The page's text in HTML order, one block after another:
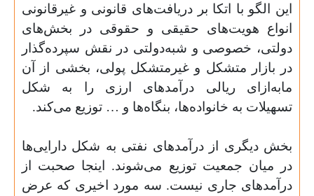
این الگو با اتکا بر دریافت‌های قانونی و غیرقانونی
انواع هویت‌های حقیقی و حقوقی در بخش‌های
دولتی، خصوصی و شبه‌دولتی در نقش سپرده‌گذار
در بازار متشکل و غیر‌متشکل پولی، بخشی از آن
ما‌به‌ازای ریالی درآمدهای ارزی را به شکل
تسهیلات به خانواده‌ها، بنگاه‌ها و … توزیع می‌کند.
بخش دیگری از درآمدهای نفتی به شکل دارایی‌ها
در میان جمعیت توزیع می‌شوند. اینجا صحبت از
درآمدهای جاری نیست. سه مورد اخیری که عرض